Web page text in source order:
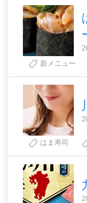
新メニュー
はま寿司